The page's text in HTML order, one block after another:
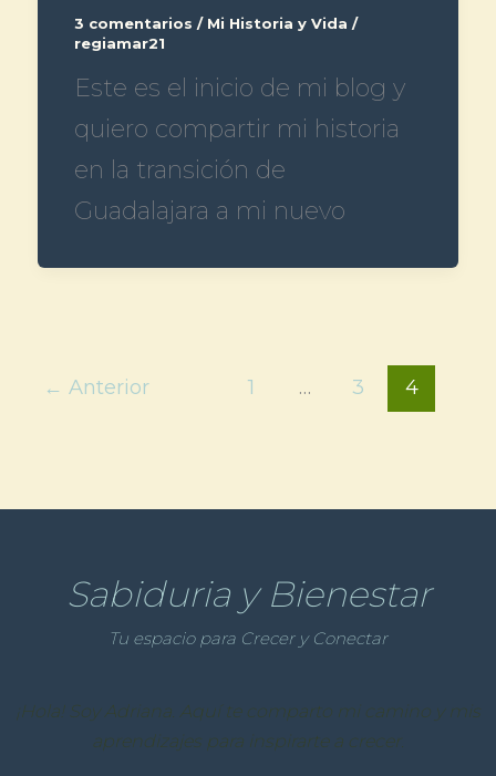
3 comentarios / Mi Historia y Vida /
regiamar21
Este es el inicio de mi blog y
quiero compartir mi historia
en la transición de
Guadalajara a mi nuevo
← Anterior 1 … 3 4
Sabiduria y Bienestar
Tu espacio para Crecer y Conectar
¡Hola! Soy Adriana. Aquí te comparto mi camino y mis
aprendizajes para inspirarte a crecer.